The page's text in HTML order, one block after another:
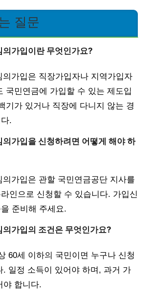
질문
의가입이란 무엇인가요?
의가입은 직장가입자나 지역가입자
국민연금에 가입할 수 있는 제도입
기가 있거나 직장에 다니지 않는 경
.
의가입을 신청하려면 어떻게 해야 하
의가입은 관할 국민연금공단 지사를
인으로 신청할 수 있습니다. 가입신
준비해 주세요.
의가입의 조건은 무엇인가요?
60세 이하의 국민이면 누구나 신청
. 일정 소득이 있어야 하며, 과거 가
야 합니다.